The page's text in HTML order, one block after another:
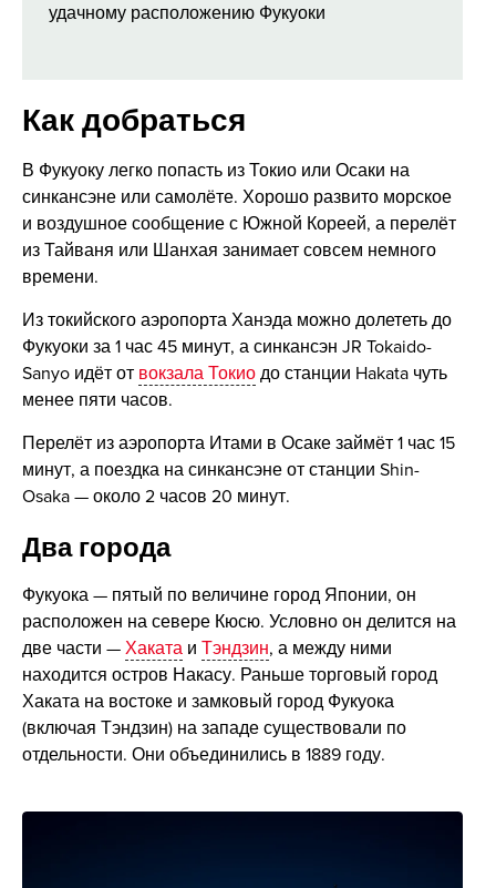
удачному расположению Фукуоки
Как добраться
В Фукуоку легко попасть из Токио или Осаки на
синкансэне или самолёте. Хорошо развито морское
и воздушное сообщение с Южной Кореей, а перелёт
из Тайваня или Шанхая занимает совсем немного
времени.
Из токийского аэропорта Ханэда можно долететь до
Фукуоки за 1 час 45 минут, а синкансэн JR Tokaido-
Sanyo идёт от вокзала Токиодо станции Hakata чуть
менее пяти часов.
Перелёт из аэропорта Итами в Осаке займёт 1 час 15
минут, а поездка на синкансэне от станции Shin-
Osaka — около 2 часов 20 минут.
Два города
Фукуока — пятый по величине город Японии, он
расположен на севере Кюсю. Условно он делится на
две части — Хакатаи Тэндзин, а между ними
находится остров Накасу. Раньше торговый город
Хаката на востоке и замковый город Фукуока
(включая Тэндзин) на западе существовали по
отдельности. Они объединились в 1889 году.